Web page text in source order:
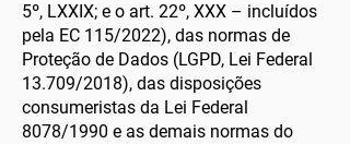
5º, LXXIX; e o art. 22º, XXX – incluídos
pela EC 115/2022), das normas de
Proteção de Dados (LGPD, Lei Federal
13.709/2018), das disposições
consumeristas da Lei Federal
8078/1990 e as demais normas do